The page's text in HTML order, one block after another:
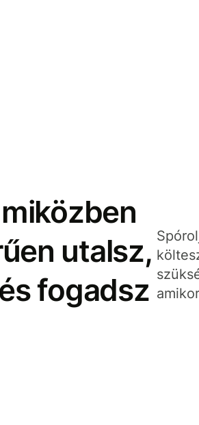
utalsz,
fogadsz